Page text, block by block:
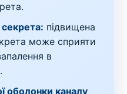
секрета: підвищена
може сприяти
в
оболонки каналу